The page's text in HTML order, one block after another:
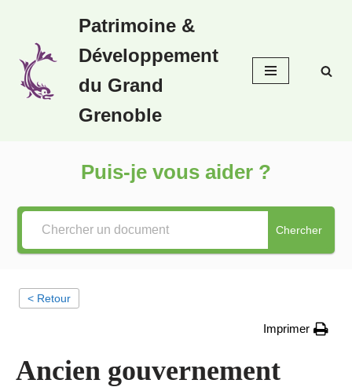
au
contenu
Patrimoine &
Développement
du Grand
Grenoble
Puis-je vous aider ?
Chercher
< Retour
Imprimer
Ancien gouvernement